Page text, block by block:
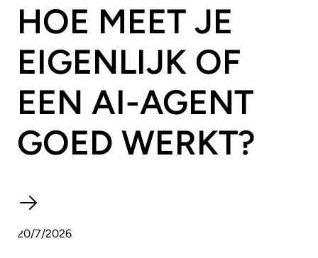
HOE MEET JE
EIGENLIJK OF
EEN AI-AGENT
GOED WERKT?
20/7/2026